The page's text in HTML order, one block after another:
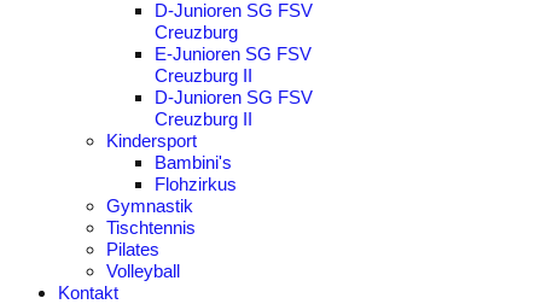
D-Junioren SG FSV
Creuzburg
E-Junioren SG FSV
Creuzburg II
D-Junioren SG FSV
Creuzburg II
Kindersport
Bambini's
Flohzirkus
Gymnastik
Tischtennis
Pilates
Volleyball
Kontakt